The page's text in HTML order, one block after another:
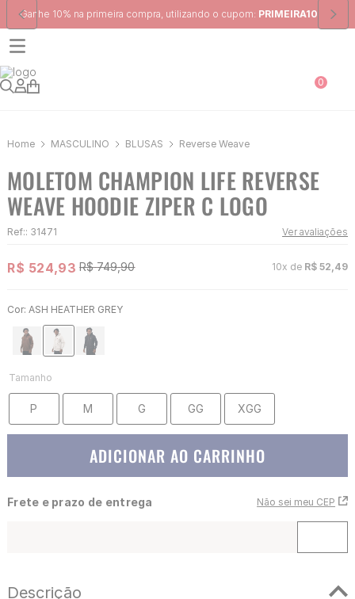
Frete Grátis para região Sudeste em pedidos acima de R$ 399,00
0
MASCULINO BLUSAS Reverse Weave
MOLETOM CHAMPION LIFE REVERSE
WEAVE HOODIE ZIPER C LOGO
Ref:: 31471 Ver avaliações
R$ 524,93 R$ 749,90 10x de R$ 52 49
Cor: ASH HEATHER GREY
Tamanho
P M G GG XGG
ADICIONAR AO CARRINHO
Frete e prazo de entrega Não sei meu CEP
Descrição